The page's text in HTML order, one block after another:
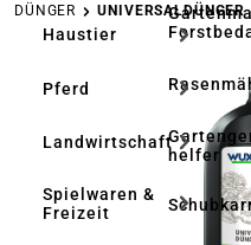
Haustier
Pferd
Landwirtschaft
Spielwaren &
Freizeit
helfer
DÜNGER UNIVERSALDÜNGER
Bildergalerie